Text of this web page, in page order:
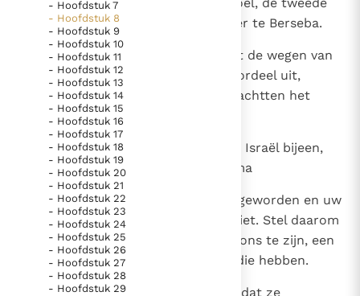
Denzinger
Gebruiksvoorwaarden
Nieuwste Documenten
5. Het gebed van de Kerk
In Christus wordt onze honger vervuld
Leer de kostbare parel van Gods koninkrijk te
herkennen
Gods Koninkrijk groeit stilletjes door liefde, niet door
dwang
De mystiek. De mystieke verschijnselen en de
heiligheid
Berichten
Het Vaticaan publiceert een nieuwe Latijnse uitgave
van het Romeins martyrologium
Vaticaanse financiële waakhond verliest autonomie
Paus spreekt het Wereldvoedselprogramma toe
- Hoofdstuk 7
- Hoofdstuk 8
- Hoofdstuk 9
- Hoofdstuk 10
- Hoofdstuk 11
- Hoofdstuk 12
- Hoofdstuk 13
- Hoofdstuk 14
- Hoofdstuk 15
- Hoofdstuk 16
- Hoofdstuk 17
- Hoofdstuk 18
- Hoofdstuk 19
- Hoofdstuk 20
- Hoofdstuk 21
- Hoofdstuk 22
- Hoofdstuk 23
- Hoofdstuk 24
- Hoofdstuk 25
- Hoofdstuk 26
- Hoofdstuk 27
- Hoofdstuk 28
- Hoofdstuk 29
heette Abia; beiden waren rechter te Berseba.
Maar de zonen bewandelden niet de wegen van
hun vader; zij waren op eigen voordeel uit,
namen geschenken aan en verkrachtten het
recht.
Daarom kwamen de oudsten van Israël bijeen,
begaven zich naar Samuël in Rama
en zeiden tot hem: `U bent oud geworden en uw
zonen bewandelden uw wegen niet. Stel daarom
een koning aan om rechter over ons te zijn, een
koning zoals alle andere volken die hebben.
Maar Samuël vond het ongepast dat ze